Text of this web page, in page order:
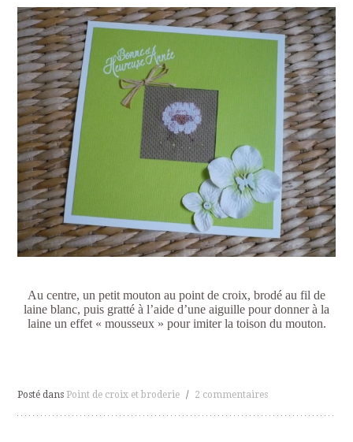
Au centre, un petit mouton au point de croix, brodé au fil de
laine blanc, puis gratté à l’aide d’une aiguille pour donner à la
laine un effet « mousseux » pour imiter la toison du mouton.
Posté dans Point de croix et broderie / 2 commentaires